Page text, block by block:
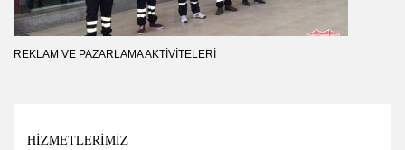
REKLAM VE PAZARLAMA AKTIVITELERI
HIZMETLERIMIZ